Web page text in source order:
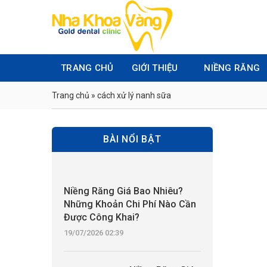
TRANG CHỦ GIỚI THIỆU NIỀNG RĂNG
Trang chủ » cách xử lý nanh sữa
BÀI NỔI BẬT
Niềng Răng Giá Bao Nhiêu?
Những Khoản Chi Phí Nào Cần
Được Công Khai?
19/07/2026 02:39